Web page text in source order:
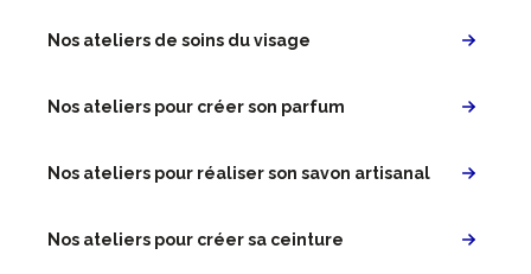
Nos ateliers de soins du visage
Nos ateliers pour créer son parfum
Nos ateliers pour réaliser son savon artisanal
Nos ateliers pour créer sa ceinture